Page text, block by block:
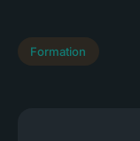
Formation